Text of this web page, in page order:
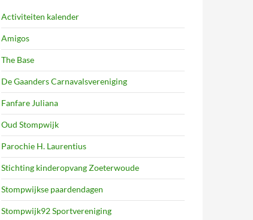
Activiteiten kalender
Amigos
The Base
De Gaanders Carnavalsvereniging
Fanfare Juliana
Oud Stompwijk
Parochie H. Laurentius
Stichting kinderopvang Zoeterwoude
Stompwijkse paardendagen
Stompwijk92 Sportvereniging